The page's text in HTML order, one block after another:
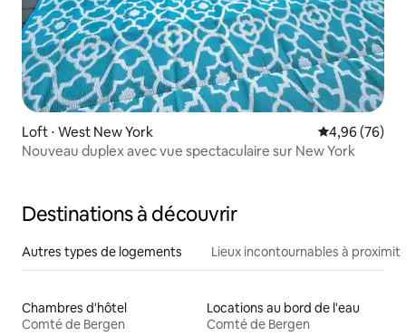
Loft ⋅ West New York Évaluation
4,96 (76)
Nouveau duplex avec vue spectaculaire sur New York
Destinations à découvrir
Autres types de logements Lieux incontournables à
Chambres d'hôtel
Comté de Bergen
Locations au bord de l'eau
Comté de Bergen